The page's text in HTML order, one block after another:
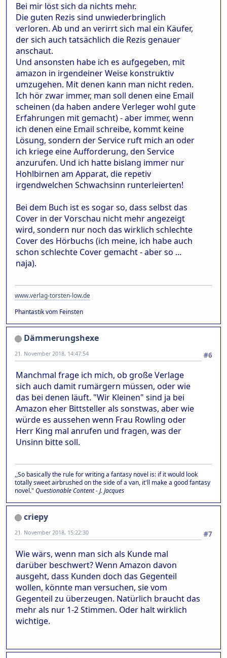
Bei mir löst sich da nichts mehr.
Die guten Rezis sind unwiederbringlich
verloren. Ab und an verirrt sich mal ein Käufer,
der sich auch tatsächlich die Rezis genauer
anschaut.
Und ansonsten habe ich es aufgegeben, mit
amazon in irgendeiner Weise konstruktiv
umzugehen. Mit denen kann man nicht reden.
Ich hör zwar immer, man soll denen eine Email
scheinen (da haben andere Verleger wohl gute
Erfahrungen mit gemacht) - aber immer, wenn
ich denen eine Email schreibe, kommt keine
Lösung, sondern der Service ruft mich an oder
ich kriege eine Aufforderung, den Service
anzurufen. Und ich hatte bislang immer nur
Hohlbirnen am Apparat, die repetiv
irgendwelchen Schwachsinn runterleierten!
Bei dem Buch ist es sogar so, dass selbst das
Cover in der Vorschau nicht mehr angezeigt
wird, sondern nur noch das wirklich schlechte
Cover des Hörbuchs (ich meine, ich habe auch
schon schlechte Cover gemacht - aber so ...
naja).
www.verlag-torsten-low.de
Phantastik vom Feinsten
Dämmerungshexe
#6
21. November 2018, 14:47:54
Manchmal frage ich mich, ob große Verlage
sich auch damit rumärgern müssen, oder wie
das bei denen läuft. "Wir Kleinen" sind ja bei
Amazon eher Bittsteller als sonstwas, aber wie
würde es aussehen wenn Frau Rowling oder
Herr King mal anrufen und fragen, was der
Unsinn bitte soll.
,,So basically the rule for writing a fantasy novel is: if it would look
totally sweet airbrushed on the side of a van, it'll make a good fantasy
novel." Questionable Content - J. Jacques
criepy
#7
21. November 2018, 15:22:30
Wie wärs, wenn man sich als Kunde mal
darüber beschwert? Wenn Amazon davon
ausgeht, dass Kunden doch das Gegenteil
wollen, könnte man versuchen, sie vom
Gegenteil zu überzeugen. Natürlich braucht das
mehr als nur 1-2 Stimmen. Oder halt wirklich
wichtige.